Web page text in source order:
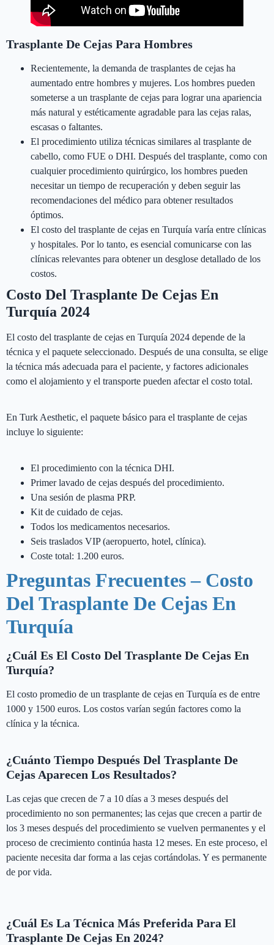
Costo del Trasplante de Cejas en Turquía
Trasplante De Cejas Para Hombres
Recientemente, la demanda de trasplantes de cejas ha
aumentado entre hombres y mujeres. Los hombres pueden
someterse a un trasplante de cejas para lograr una apariencia
más natural y estéticamente agradable para las cejas ralas,
escasas o faltantes.
El procedimiento utiliza técnicas similares al trasplante de
cabello, como FUE o DHI. Después del trasplante, como con
cualquier procedimiento quirúrgico, los hombres pueden
necesitar un tiempo de recuperación y deben seguir las
recomendaciones del médico para obtener resultados
óptimos.
El costo del trasplante de cejas en Turquía varía entre clínicas
y hospitales. Por lo tanto, es esencial comunicarse con las
clínicas relevantes para obtener un desglose detallado de los
costos.
Costo Del Trasplante De Cejas En
Turquía 2024
El costo del trasplante de cejas en Turquía 2024 depende de la
técnica y el paquete seleccionado. Después de una consulta, se elige
la técnica más adecuada para el paciente, y factores adicionales
como el alojamiento y el transporte pueden afectar el costo total.
En Turk Aesthetic, el paquete básico para el trasplante de cejas
incluye lo siguiente:
El procedimiento con la técnica DHI.
Primer lavado de cejas después del procedimiento.
Una sesión de plasma PRP.
Kit de cuidado de cejas.
Todos los medicamentos necesarios.
Seis traslados VIP (aeropuerto, hotel, clínica).
Coste total: 1.200 euros.
Preguntas Frecuentes – Costo
Del Trasplante De Cejas En
Turquía
¿Cuál Es El Costo Del Trasplante De Cejas En
Turquía?
El costo promedio de un trasplante de cejas en Turquía es de entre
1000 y 1500 euros. Los costos varían según factores como la
clínica y la técnica.
¿Cuánto Tiempo Después Del Trasplante De
Cejas Aparecen Los Resultados?
Las cejas que crecen de 7 a 10 días a 3 meses después del
procedimiento no son permanentes; las cejas que crecen a partir de
los 3 meses después del procedimiento se vuelven permanentes y el
proceso de crecimiento continúa hasta 12 meses. En este proceso, el
paciente necesita dar forma a las cejas cortándolas. Y es permanente
de por vida.
¿Cuál Es La Técnica Más Preferida Para El
Trasplante De Cejas En 2024?